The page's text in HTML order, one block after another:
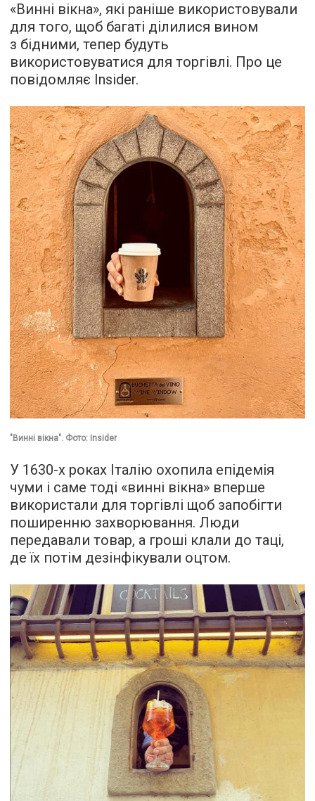
«Винні вікна», які раніше використовували
для того, щоб багаті ділилися вином
з бідними, тепер будуть
використовуватися для торгівлі. Про це
повідомляє Insider.
"Винні вікна". Фото: Insider
У 1630-х роках Італію охопила епідемія
чуми і саме тоді «винні вікна» вперше
використали для торгівлі щоб запобігти
поширенню захворювання. Люди
передавали товар, а гроші клали до таці,
де їх потім дезінфікували оцтом.